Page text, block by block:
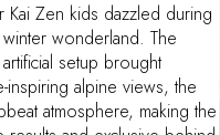
Zen kids dazzled during
wonderland. The
setup brought
alpine views, the
atmosphere, making the